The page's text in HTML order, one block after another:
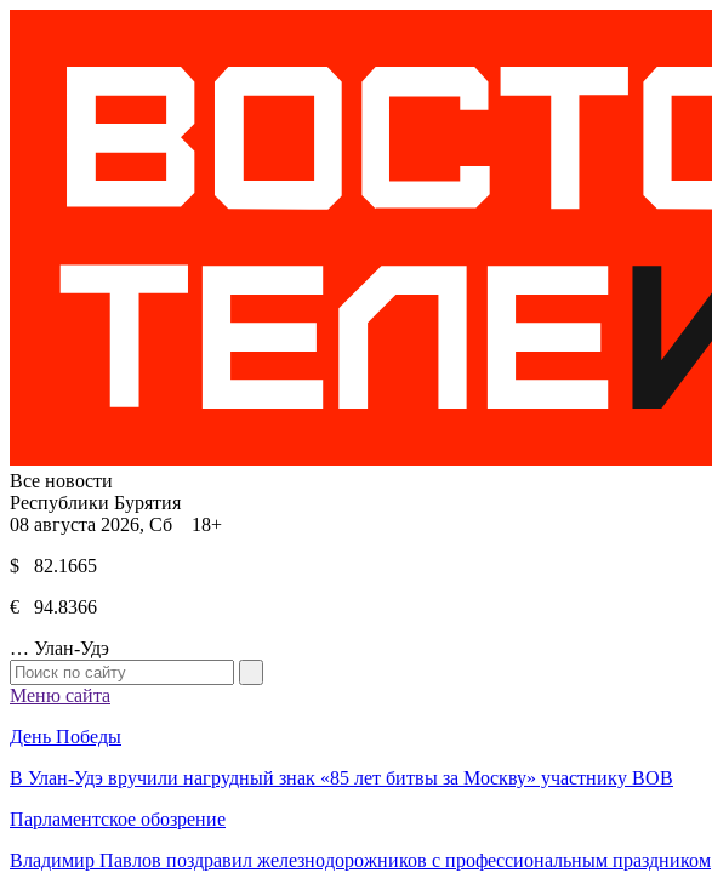
Все новости
Республики Бурятия
08 августа 2026, Сб 18+
$ 82.1665
€ 94.8366
… Улан-Удэ
Меню сайта
День Победы
В Улан-Удэ вручили нагрудный знак «85 лет битвы за Москву» участнику ВОВ
Парламентское обозрение
Владимир Павлов поздравил железнодорожников с профессиональным праздником